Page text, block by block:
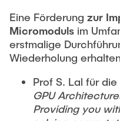
Eine Förderung zur
Micromoduls im
erstmalige
Wiederholung
Prof S. Lal für
GPU
Providing you